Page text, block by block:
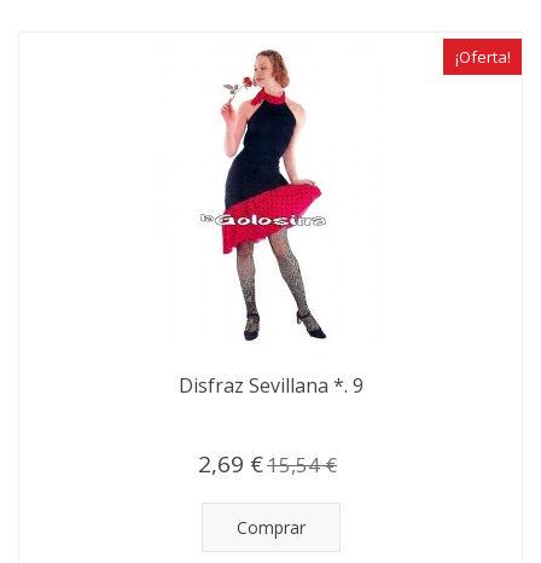
¡Oferta!
Disfraz Sevillana *. 9
2,69 €15,54 €
Comprar